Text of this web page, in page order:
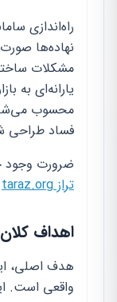
راه‌اندازی
نهاده‌ها
مشکلات
یارانه‌ای به
محسوب می‌شد.
فساد طراحی
ضرورت وجود
تراز taraz.org
اهداف کلان
هدف اصلی،
واقعی است.